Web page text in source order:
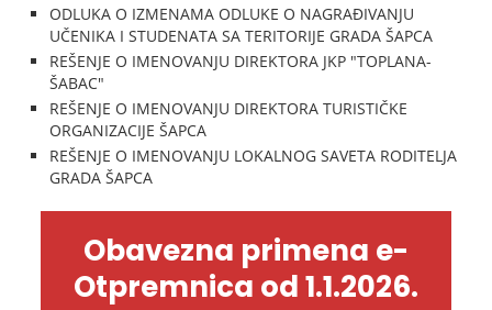
ODLUKA O IZMENAMA ODLUKE O NAGRAĐIVANJU
UČENIKA I STUDENATA SA TERITORIJE GRADA ŠAPCA
REŠENJE O IMENOVANJU DIREKTORA JKP "TOPLANA-
ŠABAC"
REŠENJE O IMENOVANJU DIREKTORA TURISTIČKE
ORGANIZACIJE ŠAPCA
REŠENJE O IMENOVANJU LOKALNOG SAVETA RODITELJA
GRADA ŠAPCA
Obavezna primena e-
Otpremnica od 1.1.2026.